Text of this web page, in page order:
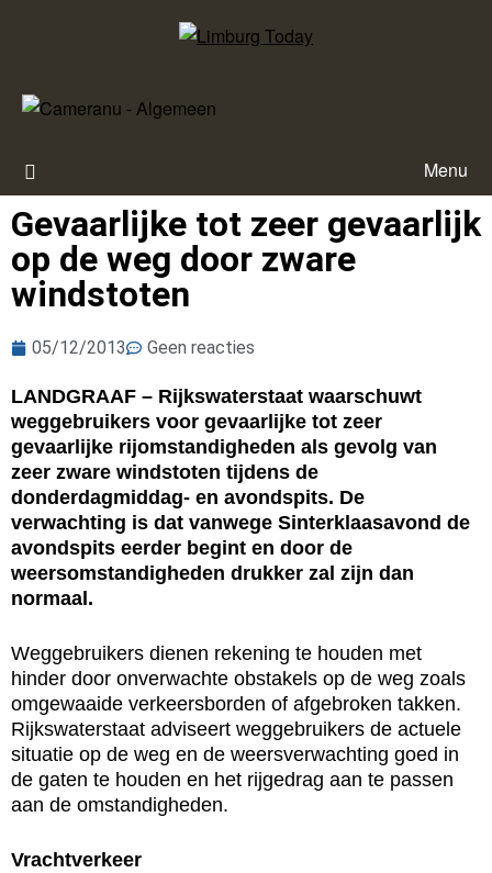
Menu
Gevaarlijke tot zeer gevaarlijk
op de weg door zware
windstoten
05/12/2013 Geen reacties
LANDGRAAF – Rijkswaterstaat waarschuwt
weggebruikers voor gevaarlijke tot zeer
gevaarlijke rijomstandigheden als gevolg van
zeer zware windstoten tijdens de
donderdagmiddag- en avondspits. De
verwachting is dat vanwege Sinterklaasavond de
avondspits eerder begint en door de
weersomstandigheden drukker zal zijn dan
normaal.
Weggebruikers dienen rekening te houden met
hinder door onverwachte obstakels op de weg zoals
omgewaaide verkeersborden of afgebroken takken.
Rijkswaterstaat adviseert weggebruikers de actuele
situatie op de weg en de weersverwachting goed in
de gaten te houden en het rijgedrag aan te passen
aan de omstandigheden.
Vrachtverkeer